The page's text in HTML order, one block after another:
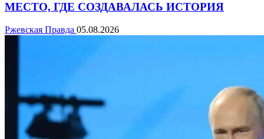
МЕСТО, ГДЕ СОЗДАВАЛАСЬ ИСТОРИЯ
Ржевская Правда 05.08.2026